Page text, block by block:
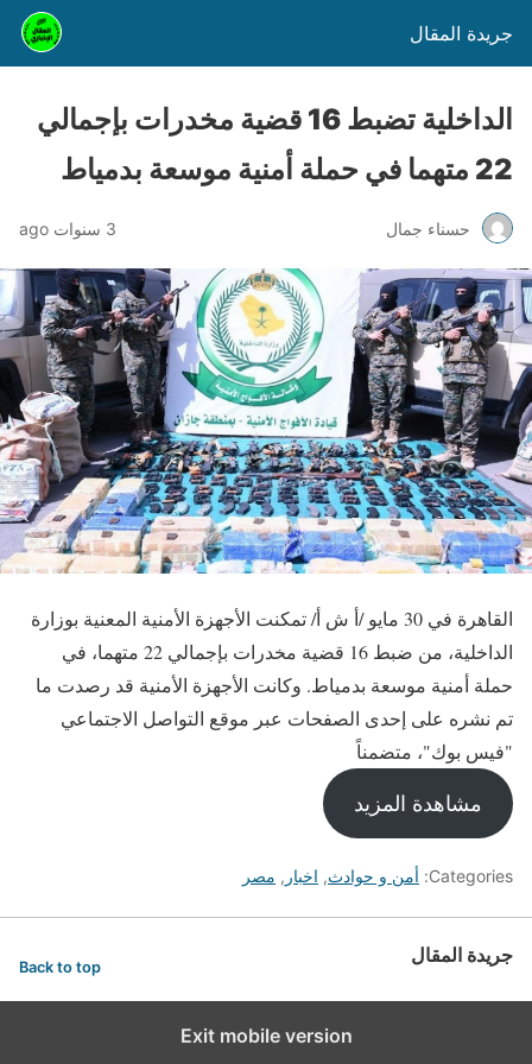
جريدة المقال
الداخلية تضبط 16 قضية مخدرات بإجمالي
22 متهما في حملة أمنية موسعة بدمياط
حسناء جمال 3 سنوات ago
القاهرة في 30 مايو /أ ش أ/ تمكنت الأجهزة الأمنية المعنية بوزارة
الداخلية، من ضبط 16 قضية مخدرات بإجمالي 22 متهما، في
حملة أمنية موسعة بدمياط. وكانت الأجهزة الأمنية قد رصدت ما
تم نشره على إحدى الصفحات عبر موقع التواصل الاجتماعي
"فيس بوك"، متضمناً
مشاهدة المزيد
Categories: أمن و حوادث, اخبار , مصر
جريدة المقال Back to top
Exit mobile version